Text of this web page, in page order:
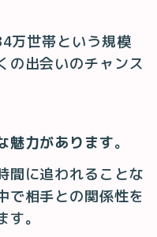
万世帯という規模
の出会いのチャンス
魅力があります。
間に追われることな
で相手との関係性を
。